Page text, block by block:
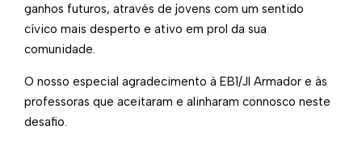
ganhos futuros, através de jovens com um sentido
cívico mais desperto e ativo em prol da sua
comunidade.
O nosso especial agradecimento à EB1/JI Armador e às
professoras que aceitaram e alinharam connosco neste
desafio.